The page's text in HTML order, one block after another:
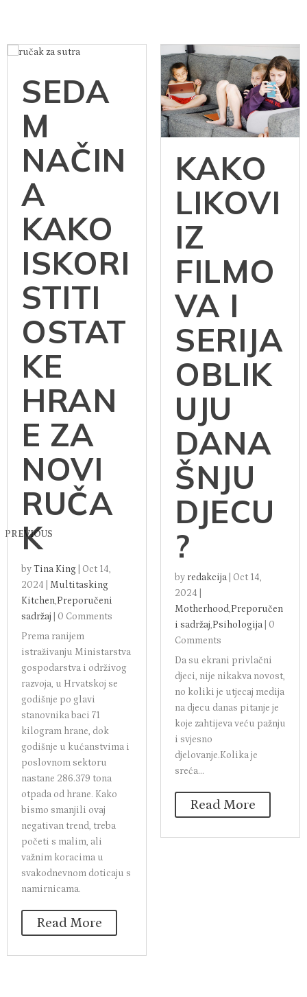
PREVIOUS
SEDA
M
NAČIN
A
KAKO
ISKORI
STITI
OSTAT
KE
HRAN
E ZA
NOVI
RUČA
K
byTina King
Oct 14,
2024
Multitasking
Kitchen,Preporučeni
sadržaj
0 Comments
Prema ranijem
istraživanju Ministarstva
gospodarstva i održivog
razvoja, u Hrvatskoj se
godišnje po glavi
stanovnika baci 71
kilogram hrane, dok
godišnje u kućanstvima i
poslovnom sektoru
nastane 286.379 tona
otpada od hrane. Kako
bismo smanjili ovaj
negativan trend, treba
početi s malim, ali
važnim koracima u
svakodnevnom doticaju s
namirnicama.
Read More
KAKO
LIKOVI
IZ
FILMO
VA I
SERIJA
OBLIK
UJU
DANA
ŠNJU
DJECU
?
by redakcija
Oct 14,
2024
Motherhood,Preporučen
i sadržaj,Psihologija
0
Comments
Da su ekrani privlačni
djeci, nije nikakva novost,
no koliki je utjecaj medija
na djecu danas pitanje je
koje zahtijeva veću pažnju
i svjesno
djelovanje.Kolika je
sreća...
Read More